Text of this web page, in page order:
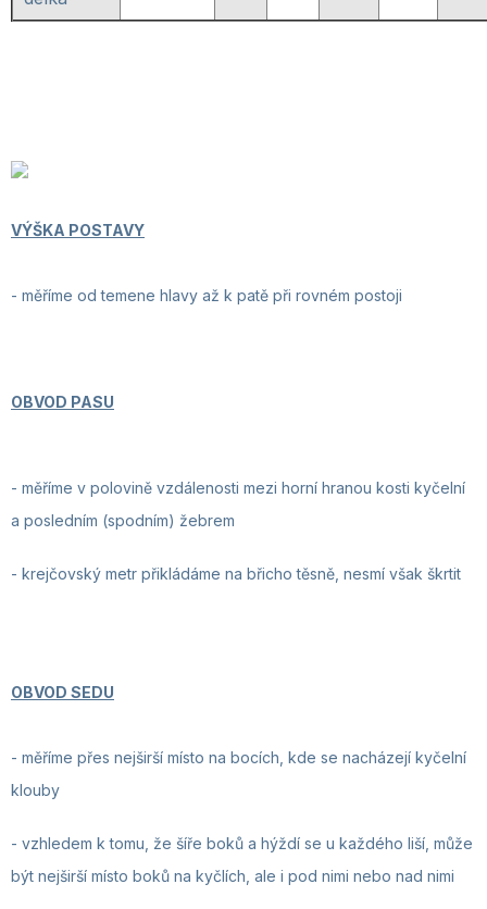
VÝŠKA POSTAVY
- měříme od temene hlavy až k patě při rovném postoji
OBVOD PASU
- měříme v polovině vzdálenosti mezi horní hranou kosti kyčelní
a posledním (spodním) žebrem
- krejčovský metr přikládáme na břicho těsně, nesmí však škrtit
OBVOD SEDU
- měříme přes nejširší místo na bocích, kde se nacházejí kyčelní
klouby
- vzhledem k tomu, že šíře boků a hýždí se u každého liší, může
být nejširší místo boků na kyčlích, ale i pod nimi nebo nad nimi